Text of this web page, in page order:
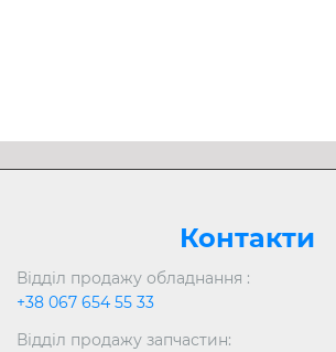
Контакти
Відділ продажу обладнання :
+38 067 654 55 33
Відділ продажу запчастин: